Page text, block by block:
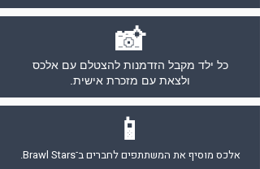
📸
כל ילד מקבל הזדמנות להצטלם עם אלכס
ולצאת עם מזכרת אישית.
📱
אלכס מוסיף את המשתתפים לחברים ב־Brawl Stars.